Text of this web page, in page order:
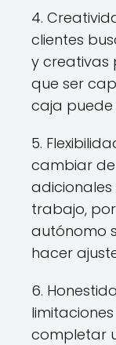
4.
clientes
y creativas
que ser
caja puede
5.
cambiar
trabajo,
autónomo
hacer
6.
completar